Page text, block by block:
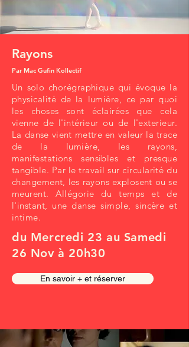
Rayons
Par Mac Gufin Kollectif
Un solo chorégraphique qui évoque la
physicalité de la lumière, ce par quoi
les choses sont éclairées que cela
vienne de l'intérieur ou de l'exterieur.
La danse vient mettre en valeur la trace
de la lumière, les rayons,
manifestations sensibles et presque
tangible. Par le travail sur circularité du
changement, les rayons explosent ou se
meurent. Allégorie du temps et de
l'instant, une danse simple, sincère et
intime.
du Mercredi 23 au Samedi
26 Nov à 20h30
En savoir + et réserver